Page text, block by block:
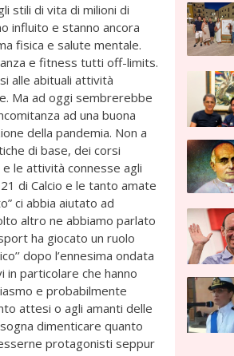
stili di vita di milioni di
influito e stanno ancora
fisica e salute mentale.
e fitness tutti off-limits.
alle abituali attività
Ma ad oggi sembrerebbe
ad una buona
della pandemia. Non a
di base, dei corsi
le attività connesse agli
di Calcio e le tanto amate
ci abbia aiutato ad
altro ne abbiamo parlato
ha giocato un ruolo
dopo l’ennesima ondata
particolare che hanno
e probabilmente
attesi o agli amanti delle
dimenticare quanto
protagonisti seppur